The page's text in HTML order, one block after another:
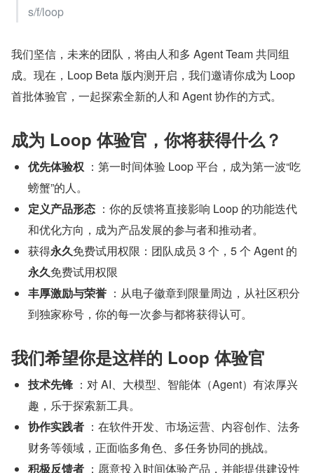
s/f/loop
我们坚信，未来的团队，将由人和多 Agent Team 共同组
成。现在，Loop Beta 版内测开启，我们邀请你成为 Loop
首批体验官，一起探索全新的人和 Agent 协作的方式。
成为 Loop 体验官，你将获得什么？
优先体验权 ：第一时间体验 Loop 平台，成为第一波“吃
螃蟹”的人。
定义产品形态 ：你的反馈将直接影响 Loop 的功能迭代
和优化方向，成为产品发展的参与者和推动者。
获得永久免费试用权限：团队成员 3 个，5 个 Agent 的
永久免费试用权限
丰厚激励与荣誉 ：从电子徽章到限量周边，从社区积分
到独家称号，你的每一次参与都将获得认可。
我们希望你是这样的 Loop 体验官
技术先锋 ：对 AI、大模型、智能体（Agent）有浓厚兴
趣，乐于探索新工具。
协作实践者 ：在软件开发、市场运营、内容创作、法务
财务等领域，正面临多角色、多任务协同的挑战。
积极反馈者 ：愿意投入时间体验产品，并能提供建设性